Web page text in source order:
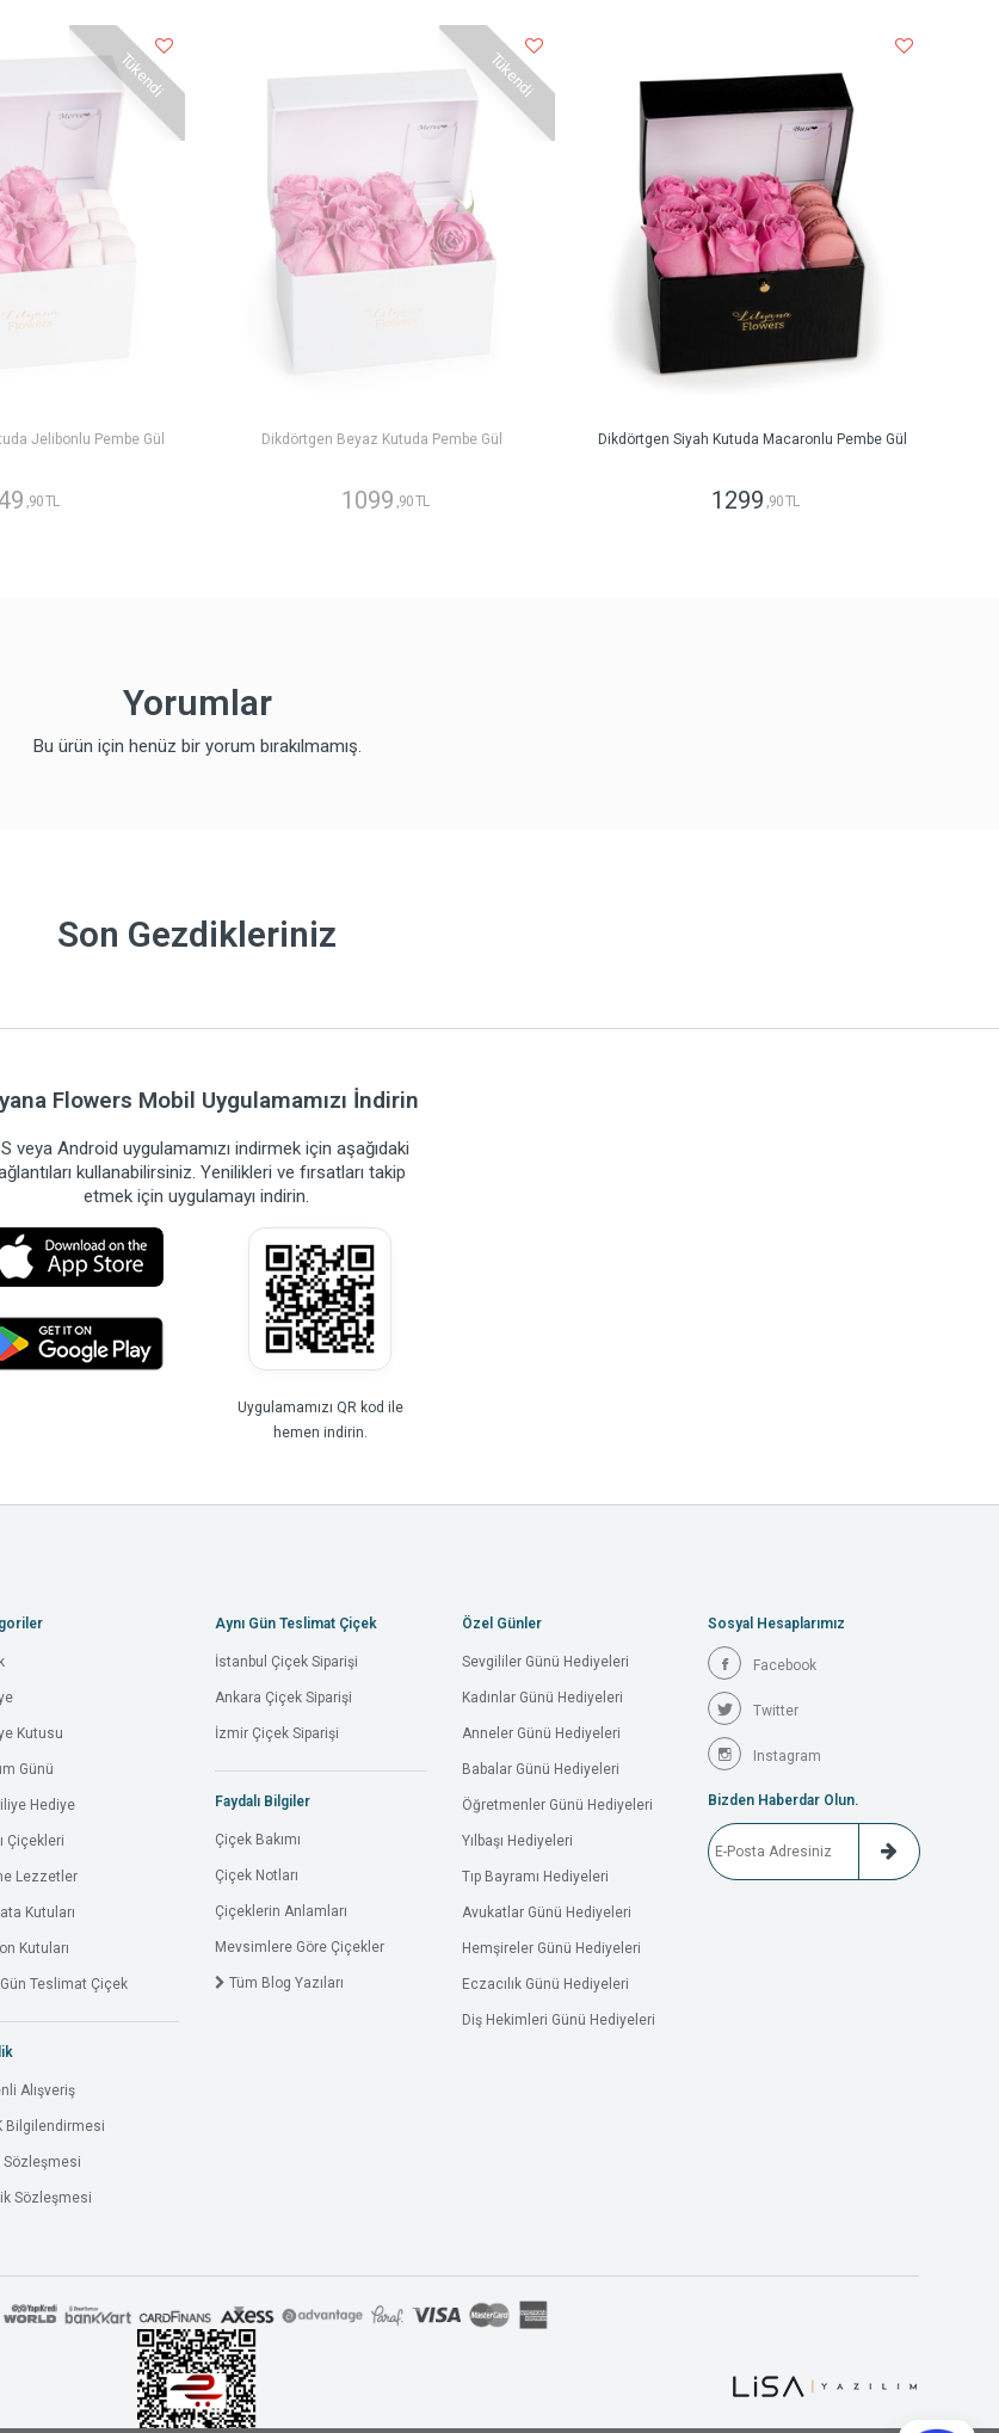
Tükendi
Jelibonlu Pembe Gül
,90 TL
Tükendi
Dikdörtgen Beyaz Kutuda Pembe Gül
1099 ,90 TL
Dikdörtgen Siyah Kutuda Macaronlu Pembe Gül
1299 ,90 TL
Yorumlar
Bu ürün için henüz bir yorum bırakılmamış.
Son Gezdikleriniz
Flowers Mobil Uygulamamızı İndirin
veya Android uygulamamızı indirmek için aşağıdaki
kullanabilirsiniz. Yenilikleri ve fırsatları takip
etmek için uygulamayı indirin.
Uygulamamızı QR kod ile
hemen indirin.
Kutusu
Günü
Hediye
Çiçekleri
Lezzetler
Kutuları
Kutuları
Gün Teslimat Çiçek
Alışveriş
Bilgilendirmesi
Sözleşmesi
Sözleşmesi
Aynı Gün Teslimat Çiçek
İstanbul Çiçek Siparişi
Ankara Çiçek Siparişi
İzmir Çiçek Siparişi
Faydalı Bilgiler
Çiçek Bakımı
Çiçek Notları
Çiçeklerin Anlamları
Mevsimlere Göre Çiçekler
Tüm Blog Yazıları
Özel Günler
Sevgililer Günü Hediyeleri
Kadınlar Günü Hediyeleri
Anneler Günü Hediyeleri
Babalar Günü Hediyeleri
Öğretmenler Günü Hediyeleri
Yılbaşı Hediyeleri
Tıp Bayramı Hediyeleri
Avukatlar Günü Hediyeleri
Hemşireler Günü Hediyeleri
Eczacılık Günü Hediyeleri
Diş Hekimleri Günü Hediyeleri
Sosyal Hesaplarımız
Facebook
Twitter
Instagram
Bizden Haberdar Olun.